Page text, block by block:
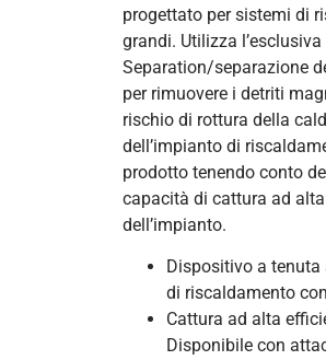
progettato per sistemi di
grandi. Utilizza
Separation/separazione
per rimuovere i detriti
rischio di rottura della
dell’impianto di
prodotto tenendo conto
capacità di cattura ad
dell’impianto.
Dispositivo a
di riscaldamento
Cattura ad alta
Disponibile con